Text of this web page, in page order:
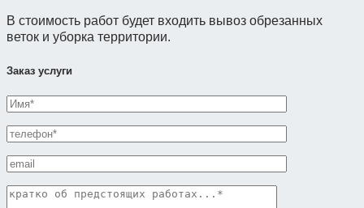
В стоимость работ будет входить вывоз обрезанных
веток и уборка территории.
Заказ услуги